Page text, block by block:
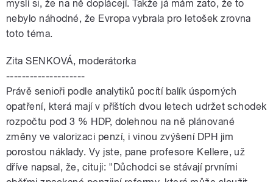
myslí si, že na ně doplácejí. Takže já mám zato, že to
nebylo náhodné, že Evropa vybrala pro letošek zrovna
toto téma.
Zita SENKOVÁ, moderátorka
--------------------
Právě senioři podle analytiků pocítí balík úsporných
opatření, která mají v příštích dvou letech udržet schodek
rozpočtu pod 3 % HDP, dolehnou na ně plánované
změny ve valorizaci penzí, i vinou zvýšení DPH jim
porostou náklady. Vy jste, pane profesore Kellere, už
dříve napsal, že, cituji: "Důchodci se stávají prvními